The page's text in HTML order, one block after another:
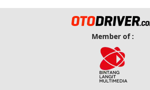
Member of :